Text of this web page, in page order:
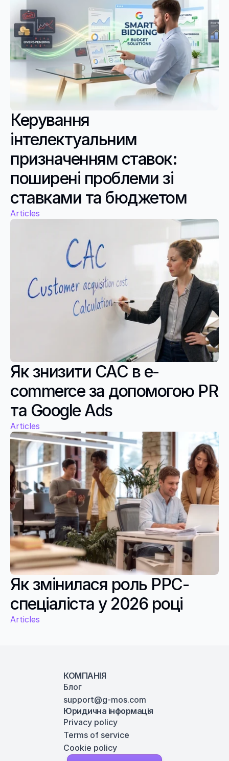
Керування
інтелектуальним
призначенням ставок:
поширені проблеми зі
ставками та бюджетом
Articles
Як знизити CAC в e-
commerce за допомогою PR
та Google Ads
Articles
Як змінилася роль PPC-
спеціаліста у 2026 році
Articles
КОМПАНІЯ
Блог
support@g-mos.com
Юридична інформація
Privacy policy
Terms of service
Cookie policy